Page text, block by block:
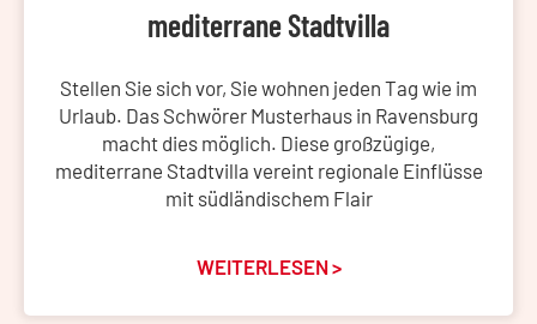
mediterrane Stadtvilla
Stellen Sie sich vor, Sie wohnen jeden Tag wie im
Urlaub. Das Schwörer Musterhaus in Ravensburg
macht dies möglich. Diese großzügige,
mediterrane Stadtvilla vereint regionale Einflüsse
mit südländischem Flair
WEITERLESEN >